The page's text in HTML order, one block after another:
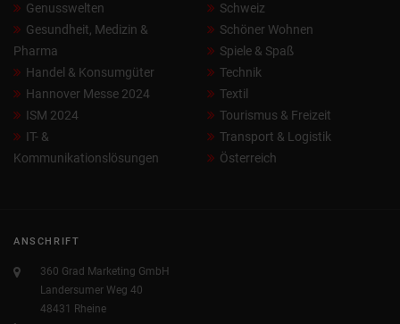
Genusswelten
Gesundheit, Medizin &
Pharma
Handel & Konsumgüter
Hannover Messe 2024
ISM 2024
IT- &
Kommunikationslösungen
Schweiz
Schöner Wohnen
Spiele & Spaß
Technik
Textil
Tourismus & Freizeit
Transport & Logistik
Österreich
ANSCHRIFT
360 Grad Marketing GmbH
Landersumer Weg 40
48431 Rheine